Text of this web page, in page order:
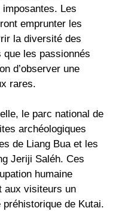
Les
emprunter les
la diversité des
les passionnés
d’observer une
rares.
le parc national de
archéologiques
de Liang Bua et les
Jeriji Saléh. Ces
humaine
aux visiteurs un
de Kutai.